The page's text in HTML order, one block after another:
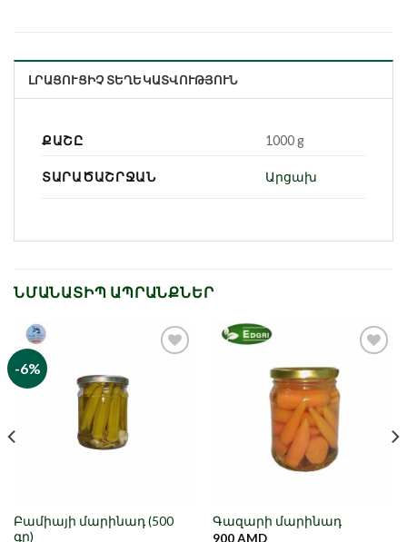
ԼՐԱՑՈՒՑԻՉ ՏԵՂԵԿԱՏՎՈՒԹՅՈՒՆ
ՔԱՇԸ 1000 g
ՏԱՐԱԾԱՇՐՋԱՆ Արցախ
ՆՄԱՆԱՏԻՊ ԱՊՐԱՆՔՆԵՐ
-6%
նախընտրած
Բամիայի մարինադ (500
գր)
Նշել որպես
նախընտրած
Գազարի մարինադ
900AMD